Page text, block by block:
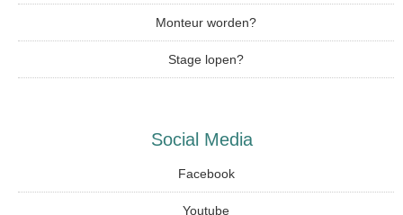
Monteur worden?
Stage lopen?
Social Media
Facebook
Youtube